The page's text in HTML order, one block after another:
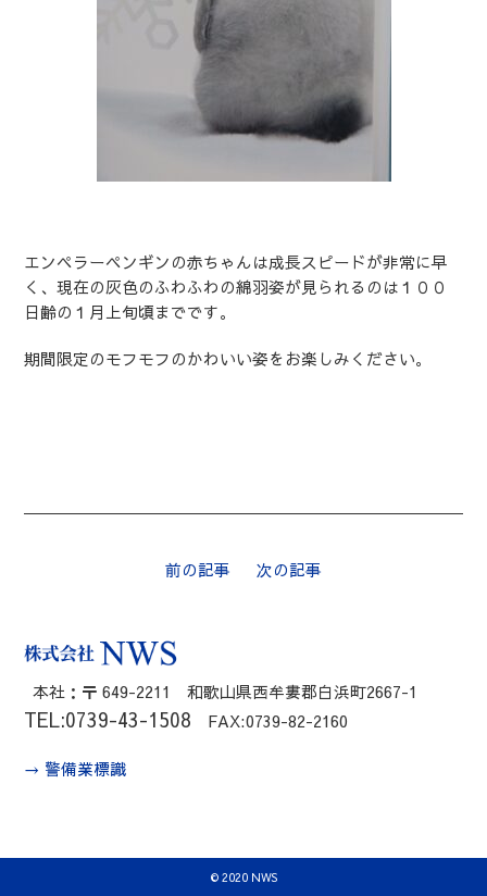
エンペラーペンギンの赤ちゃんは成長スピードが非常に早
く、現在の灰色のふわふわの綿羽姿が見られるのは１００
日齢の１月上旬頃までです。
期間限定のモフモフのかわいい姿をお楽しみください。
前の記事 次の記事
本社：〒 649-2211 和歌山県西牟婁郡白浜町2667-1
TEL:0739-43-1508 FAX:0739-82-2160
→ 警備業標識
© 2020 NWS